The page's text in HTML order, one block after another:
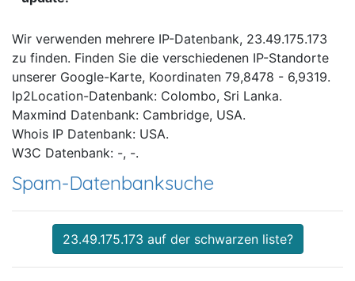
Wir verwenden mehrere IP-Datenbank, 23.49.175.173
zu finden. Finden Sie die verschiedenen IP-Standorte
unserer Google-Karte, Koordinaten 79,8478 - 6,9319.
Ip2Location-Datenbank: Colombo, Sri Lanka.
Maxmind Datenbank: Cambridge, USA.
Whois IP Datenbank: USA.
W3C Datenbank: -, -.
Spam-Datenbanksuche
23.49.175.173 auf der schwarzen liste?